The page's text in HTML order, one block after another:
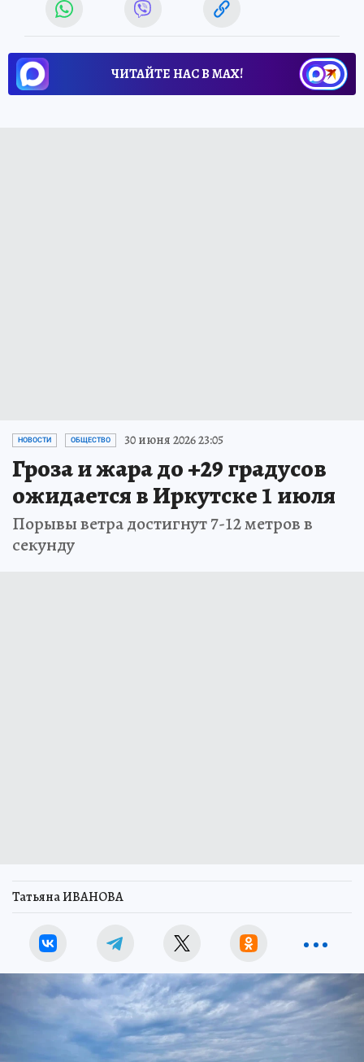
ЧИТАЙТЕ НАС В МАХ!
НОВОСТИ ОБЩЕСТВО 30 июня 2026 23:05
Гроза и жара до +29 градусов
ожидается в Иркутске 1 июля
Порывы ветра достигнут 7-12 метров в
секунду
Татьяна ИВАНОВА